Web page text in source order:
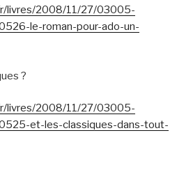
livres/2008/11/27/03005-
le-roman-pour-ado-un-
?
livres/2008/11/27/03005-
et-les-classiques-dans-tout-